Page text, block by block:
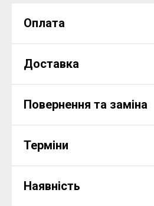
Оплата
Доставка
Повернення та заміна
Терміни
Наявність